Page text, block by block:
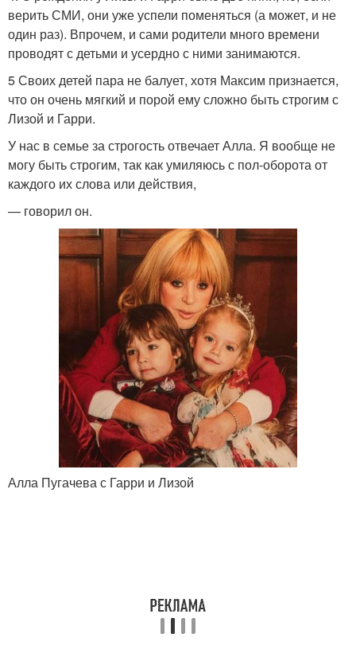
верить СМИ, они уже успели поменяться (а может, и не
один раз). Впрочем, и сами родители много времени
проводят с детьми и усердно с ними занимаются.
5 Своих детей пара не балует, хотя Максим признается,
что он очень мягкий и порой ему сложно быть строгим с
Лизой и Гарри.
У нас в семье за строгость отвечает Алла. Я вообще не
могу быть строгим, так как умиляюсь с пол-оборота от
каждого их слова или действия,
— говорил он.
Алла Пугачева с Гарри и Лизой